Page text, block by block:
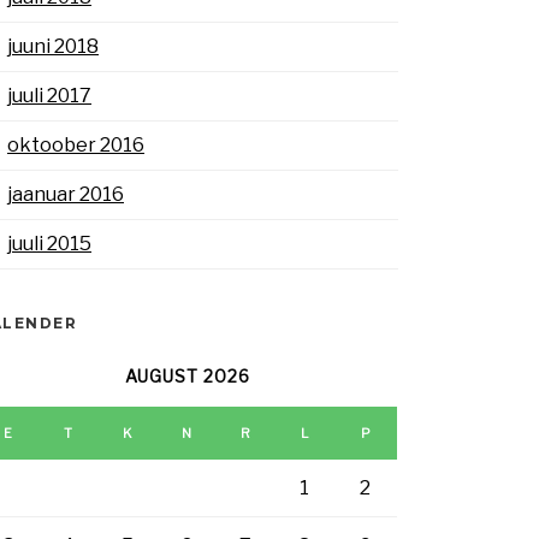
juuni 2018
juuli 2017
oktoober 2016
jaanuar 2016
juuli 2015
AUGUST 2026
E T K N R L P
1 2